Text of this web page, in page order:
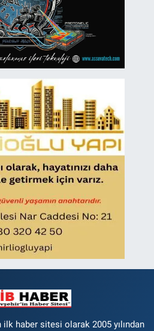
haber sitesi olarak 2005 yılından